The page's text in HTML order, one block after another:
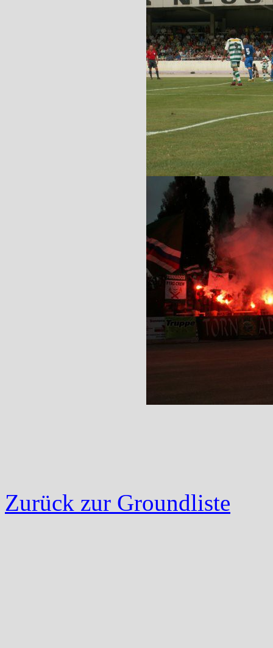
Zurück zur Groundliste